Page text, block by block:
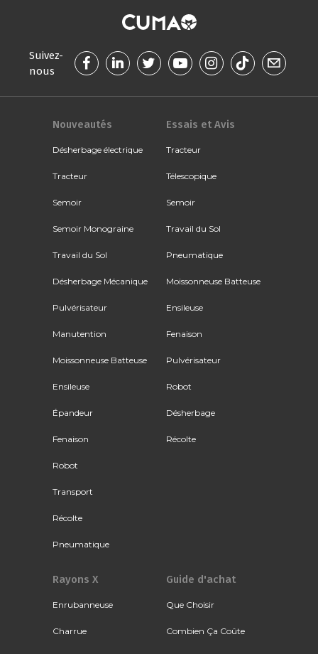
Suivez-
nous
Nouveautés
Désherbage électrique
Tracteur
Semoir
Semoir Monograine
Travail du Sol
Désherbage Mécanique
Pulvérisateur
Manutention
Moissonneuse Batteuse
Ensileuse
Épandeur
Fenaison
Robot
Transport
Récolte
Pneumatique
Essais et Avis
Tracteur
Télescopique
Semoir
Travail du Sol
Pneumatique
Moissonneuse Batteuse
Ensileuse
Fenaison
Pulvérisateur
Robot
Désherbage
Récolte
Rayons X
Enrubanneuse
Charrue
Guide d'achat
Que Choisir
Combien Ça Coûte